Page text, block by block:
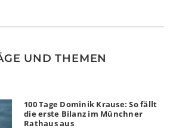
UND THEMEN
100 Tage Dominik Krause: So fällt
die erste Bilanz im Münchner
Rathaus aus